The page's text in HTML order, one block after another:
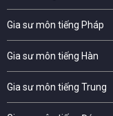
Gia sư môn tiếng Pháp
Gia sư môn tiếng Hàn
Gia sư môn tiếng Trung